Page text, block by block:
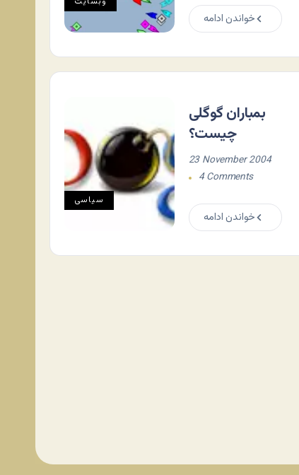
خواندن ادامه
سياسی
بمباران گوگلی
چیست؟
23 November 2004
4 Comments
خواندن ادامه